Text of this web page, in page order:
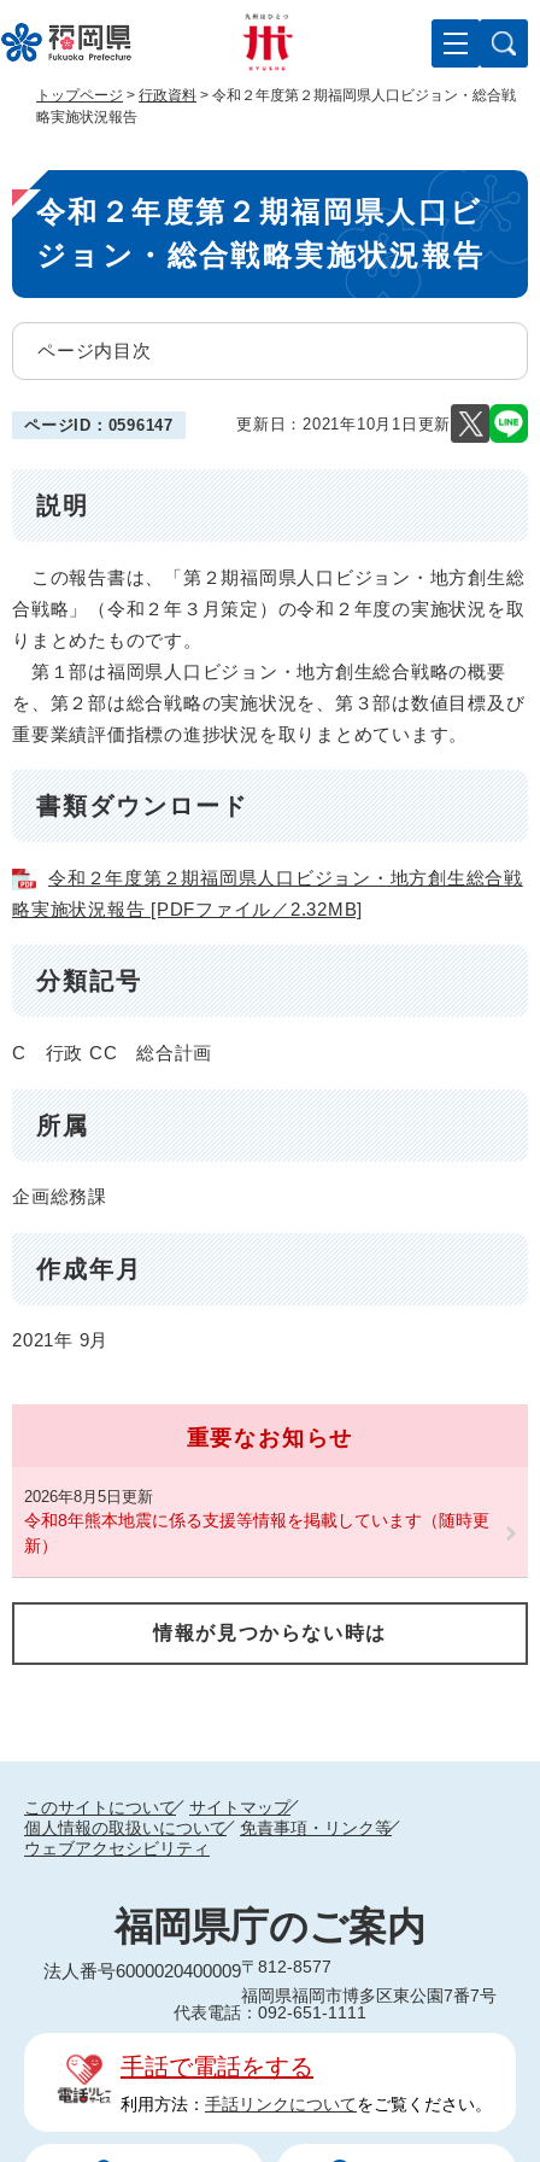
ー
ジ
す
。
ニ
ュ
し
て
へ
トップページ > 行政資料 > 令和２年度第２期福岡県人口ビジョン・総合戦
略実施状況報告
本
文
令和２年度第２期福岡県人口ビ
ジョン・総合戦略実施状況報告
ページ内目次
ページID：0596147 更新日：2021年10月1日更新
説明
この報告書は、「第２期福岡県人口ビジョン・地方創生総
合戦略」（令和２年３月策定）の令和２年度の実施状況を取
りまとめたものです。
第１部は福岡県人口ビジョン・地方創生総合戦略の概要
を、第２部は総合戦略の実施状況を、第３部は数値目標及び
重要業績評価指標の進捗状況を取りまとめています。
書類ダウンロード
令和２年度第２期福岡県人口ビジョン・地方創生総合戦
略実施状況報告 [PDFファイル／2.32MB]
分類記号
C 行政 CC 総合計画
所属
企画総務課
作成年月
2021年 9月
重要なお知らせ
2026年8月5日更新
令和8年熊本地震に係る支援等情報を掲載しています（随時更
新）
情報が見つからない時は
このサイトについて
サイトマップ
個人情報の取扱いについて
免責事項・リンク等
ウェブアクセシビリティ
福岡県庁のご案内
法人番号6000020400009〒812-8577
福岡県福岡市博多区東公園7番7号
代表電話：092-651-1111
手話で電話をする
利用方法： 手話リンクについてをご覧ください。